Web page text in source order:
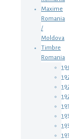
Maxime
Romania
/
Moldova
Timbre
Romania